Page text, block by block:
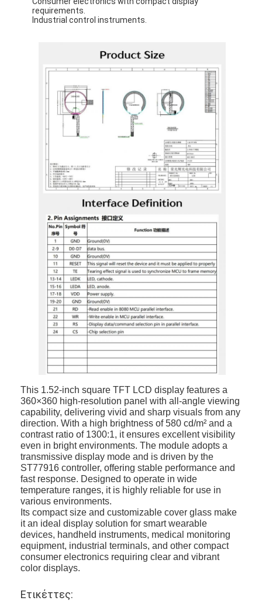
Προϊόντα
Βίντεο
Σχετικά με εμάς
Επισκέψεις στο εργοστάσιο
Ποιοτικός έλεγχος
Επικοινωνήστε μαζί μας
Ειδήσεις
Υποθέσεις
Ζητήστε μια προσφορά
Εικονική οθόνη TFT
Επίδειξη ΔΙΕΘΝΏΝ ΕΙΔΗΣΕΟΓΡΑΦΙΚΏΝ ΠΡΑΚΤΟΡΕΊΩΝ TFT
τετραγωνική οθόνη LCD
Στρογγυλή οθόνη LCD
requirements.
Industrial control instruments.
This 1.52-inch square TFT LCD display features a
360×360 high-resolution panel with all-angle viewing
capability, delivering vivid and sharp visuals from any
direction. With a high brightness of 580 cd/m² and a
contrast ratio of 1300:1, it ensures excellent visibility
even in bright environments. The module adopts a
transmissive display mode and is driven by the
ST77916 controller, offering stable performance and
fast response. Designed to operate in wide
temperature ranges, it is highly reliable for use in
various environments.
Its compact size and customizable cover glass make
it an ideal display solution for smart wearable
devices, handheld instruments, medical monitoring
equipment, industrial terminals, and other compact
consumer electronics requiring clear and vibrant
color displays.
Ετικέττες: